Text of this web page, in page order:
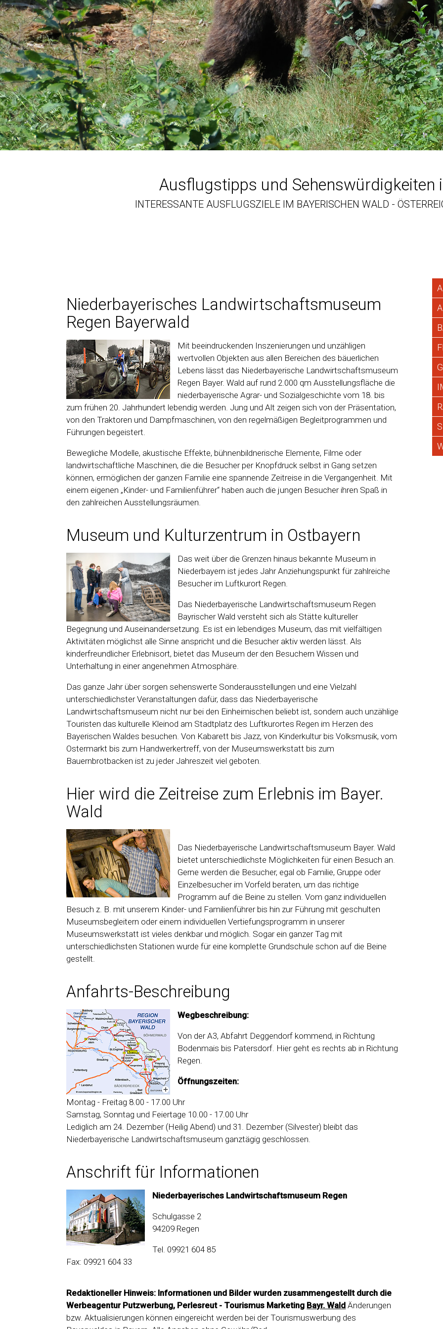
Ausflugstipps und Sehenswürdigkeiten
INTERESSANTE AUSFLUGSZIELE IM BAYERISCHEN WALD -
Niederbayerisches Landwirtschaftsmuseum
Regen Bayerwald
Mit beeindruckenden Inszenierungen und unzähligen
wertvollen Objekten aus allen Bereichen des bäuerlichen
Lebens lässt das Niederbayerische Landwirtschaftsmuseum
Regen Bayer. Wald auf rund 2.000 qm Ausstellungsfläche die
niederbayerische Agrar- und Sozialgeschichte vom 18. bis
zum frühen 20. Jahrhundert lebendig werden. Jung und Alt zeigen sich von der Präsentation,
von den Traktoren und Dampfmaschinen, von den regelmäßigen Begleitprogrammen und
Führungen begeistert.
Bewegliche Modelle, akustische Effekte, bühnenbildnerische Elemente, Filme oder
landwirtschaftliche Maschinen, die die Besucher per Knopfdruck selbst in Gang setzen
können, ermöglichen der ganzen Familie eine spannende Zeitreise in die Vergangenheit. Mit
einem eigenen „Kinder- und Familienführer“ haben auch die jungen Besucher ihren Spaß in
den zahlreichen Ausstellungsräumen.
Museum und Kulturzentrum in Ostbayern
Das weit über die Grenzen hinaus bekannte Museum in
Niederbayern ist jedes Jahr Anziehungspunkt für zahlreiche
Besucher im Luftkurort Regen.
Das Niederbayerische Landwirtschaftsmuseum Regen
Bayrischer Wald versteht sich als Stätte kultureller
Begegnung und Auseinandersetzung. Es ist ein lebendiges Museum, das mit vielfältigen
Aktivitäten möglichst alle Sinne anspricht und die Besucher aktiv werden lässt. Als
kinderfreundlicher Erlebnisort, bietet das Museum der den Besuchern Wissen und
Unterhaltung in einer angenehmen Atmosphäre.
Das ganze Jahr über sorgen sehenswerte Sonderausstellungen und eine Vielzahl
unterschiedlichster Veranstaltungen dafür, dass das Niederbayerische
Landwirtschaftsmuseum nicht nur bei den Einheimischen beliebt ist, sondern auch unzählige
Touristen das kulturelle Kleinod am Stadtplatz des Luftkurortes Regen im Herzen des
Bayerischen Waldes besuchen. Von Kabarett bis Jazz, von Kinderkultur bis Volksmusik, vom
Ostermarkt bis zum Handwerkertreff, von der Museumswerkstatt bis zum
Bauernbrotbacken ist zu jeder Jahreszeit viel geboten.
Hier wird die Zeitreise zum Erlebnis im Bayer.
Wald
Das Niederbayerische Landwirtschaftsmuseum Bayer. Wald
bietet unterschiedlichste Möglichkeiten für einen Besuch an.
Gerne werden die Besucher, egal ob Familie, Gruppe oder
Einzelbesucher im Vorfeld beraten, um das richtige
Programm auf die Beine zu stellen. Vom ganz individuellen
Besuch z. B. mit unserem Kinder- und Familienführer bis hin zur Führung mit geschulten
Museumsbegleitern oder einem individuellen Vertiefungsprogramm in unserer
Museumswerkstatt ist vieles denkbar und möglich. Sogar ein ganzer Tag mit
unterschiedlichsten Stationen wurde für eine komplette Grundschule schon auf die Beine
gestellt.
Anfahrts-Beschreibung
Wegbeschreibung:
Von der A3, Abfahrt Deggendorf kommend, in Richtung
Bodenmais bis Patersdorf. Hier geht es rechts ab in Richtung
Regen.
Öffnungszeiten:
Montag - Freitag 8.00 - 17.00 Uhr
Samstag, Sonntag und Feiertage 10.00 - 17.00 Uhr
Lediglich am 24. Dezember (Heilig Abend) und 31. Dezember (Silvester) bleibt das
Niederbayerische Landwirtschaftsmuseum ganztägig geschlossen.
Anschrift für Informationen
Niederbayerisches Landwirtschaftsmuseum Regen
Schulgasse 2
94209 Regen
Tel. 09921 604 85
Fax: 09921 604 33
Redaktioneller Hinweis: Informationen und Bilder wurden zusammengestellt durch die
Werbeagentur Putzwerbung, Perlesreut - Tourismus Marketing Bayr. Wald Änderungen
bzw. Aktualisierungen können eingereicht werden bei der Tourismuswerbung des